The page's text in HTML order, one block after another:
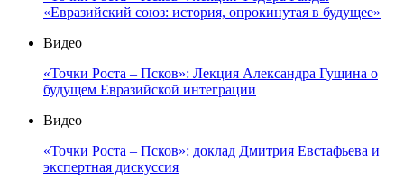
«Евразийский союз: история, опрокинутая в будущее»
Видео
«Точки Роста – Псков»: Лекция Александра Гущина о
будущем Евразийской интеграции
Видео
«Точки Роста – Псков»: доклад Дмитрия Евстафьева и
экспертная дискуссия